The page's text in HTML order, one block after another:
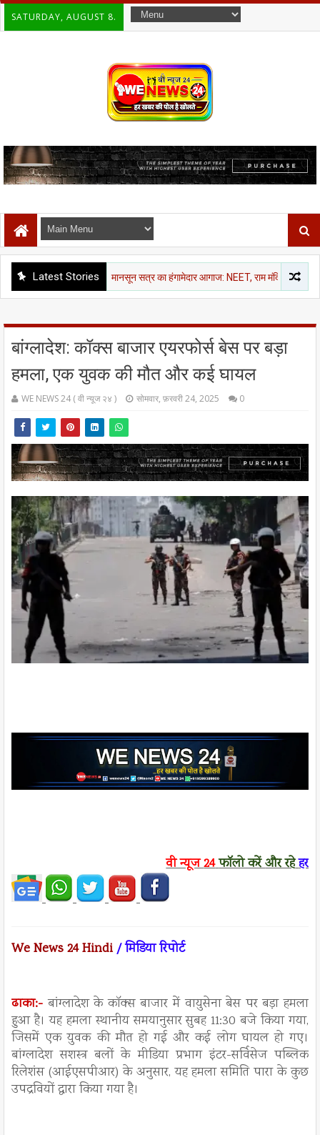
SATURDAY, AUGUST 8.
Latest Stories
राजनीती समाचार मानसून सत्र का हंगामेदार आगाज: NEET, राम मंदिर चंदा और CJP मार्च पर
बांग्लादेश: कॉक्स बाजार एयरफोर्स बेस पर बड़ा
हमला, एक युवक की मौत और कई घायल
WE NEWS 24 ( वी न्यूज २४ ) सोमवार, फ़रवरी 24, 2025 0
वी न्यूज24फॉलो करेंऔर रहेहर
We News 24 Hindi/ मिडिया रिपोर्ट
ढाका:- बांग्लादेश के कॉक्स बाजार में वायुसेना बेस पर बड़ा हमला
हुआ है। यह हमला स्थानीय समयानुसार सुबह 11:30 बजे किया गया,
जिसमें एक युवक की मौत हो गई और कई लोग घायल हो गए।
बांग्लादेश सशस्त्र बलों के मीडिया प्रभाग इंटर-सर्विसेज पब्लिक
रिलेशंस (आईएसपीआर) के अनुसार, यह हमला समिति पारा के कुछ
उपद्रवियों द्वारा किया गया है।